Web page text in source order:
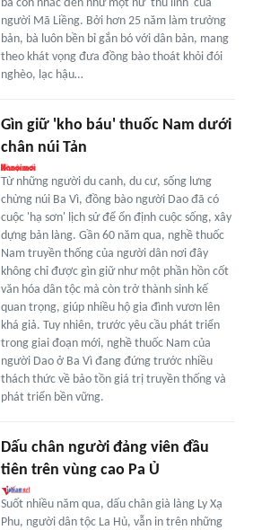
bà con nhắc đến như một nữ 'thủ lĩnh' của
người Mã Liềng. Bởi hơn 25 năm làm trưởng
bản, bà luôn bền bỉ gắn bó với dân bản, mang
theo khát vọng đưa đồng bào thoát khỏi đói
nghèo, lạc hậu…
Gìn giữ 'kho báu' thuốc Nam dưới
chân núi Tản
Từ những người du canh, du cư, sống lưng
chừng núi Ba Vì, đồng bào người Dao đã có
cuộc 'hạ sơn' lịch sử để ổn định cuộc sống, xây
dựng bản làng. Gần 60 năm qua, nghề thuốc
Nam truyền thống của người dân nơi đây
không chỉ được gìn giữ như một phần hồn cốt
văn hóa dân tộc mà còn trở thành sinh kế
quan trọng, giúp nhiều hộ gia đình vươn lên
khá giả. Tuy nhiên, trước yêu cầu phát triển
trong giai đoạn mới, nghề thuốc Nam của
người Dao ở Ba Vì đang đứng trước nhiều
thách thức về bảo tồn giá trị truyền thống và
phát triển bền vững.
Dấu chân người đảng viên đầu
tiên trên vùng cao Pa Ủ
Suốt nhiều năm qua, dấu chân già làng Ly Xạ
Phu, người dân tộc La Hủ, vẫn in trên những